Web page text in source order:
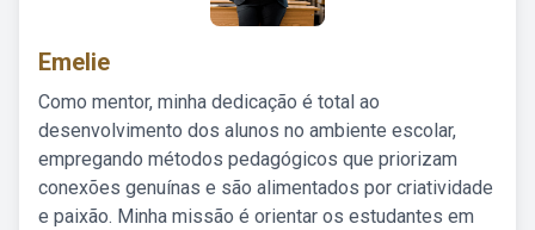
Emelie
Como mentor, minha dedicação é total ao
desenvolvimento dos alunos no ambiente escolar,
empregando métodos pedagógicos que priorizam
conexões genuínas e são alimentados por criatividade
e paixão. Minha missão é orientar os estudantes em